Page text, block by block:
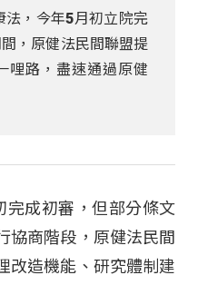
法，今年5月初立院完
，原健法民間聯盟提
哩路，盡速通過原健
完成初審，但部分條文
協商階段，原健法民間
改造機能、研究體制建